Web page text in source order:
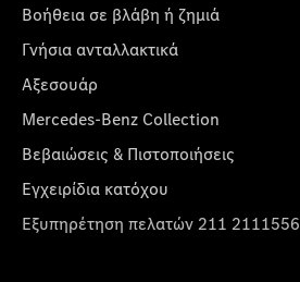
Βοήθεια σε βλάβη ή ζημιά
Γνήσια ανταλλακτικά
Αξεσουάρ
Mercedes-Benz Collection
Βεβαιώσεις & Πιστοποιήσεις
Εγχειρίδια κατόχου
Εξυπηρέτηση πελατών 211 2111556